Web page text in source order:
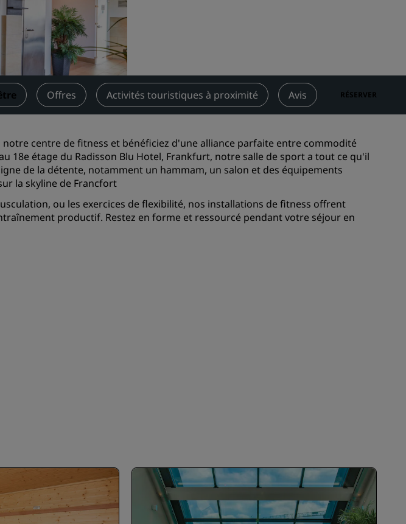
Demander un devis
Pour les événements
Solutions d’entreprise
Rechercher des vols
Rechercher des vols
Restaurants
Rechercher un restaurant
Services numériques
Voyageur d'affaires
Hôtels du centre-ville
Radisson Rewards
Avantages
Comment utiliser vos points
Offres Activités touristiques à proximité Avis Contact
RÉSERVER
notre centre de fitness et bénéficiez d'une alliance parfaite entre commodité
18e étage du Radisson Blu Hotel, Frankfurt, notre salle de sport a tout ce qu'il
de la détente, notamment un hammam, un salon et des équipements
la skyline de Francfort
ou les exercices de flexibilité, nos installations de fitness offrent
productif. Restez en forme et ressourcé pendant votre séjour en